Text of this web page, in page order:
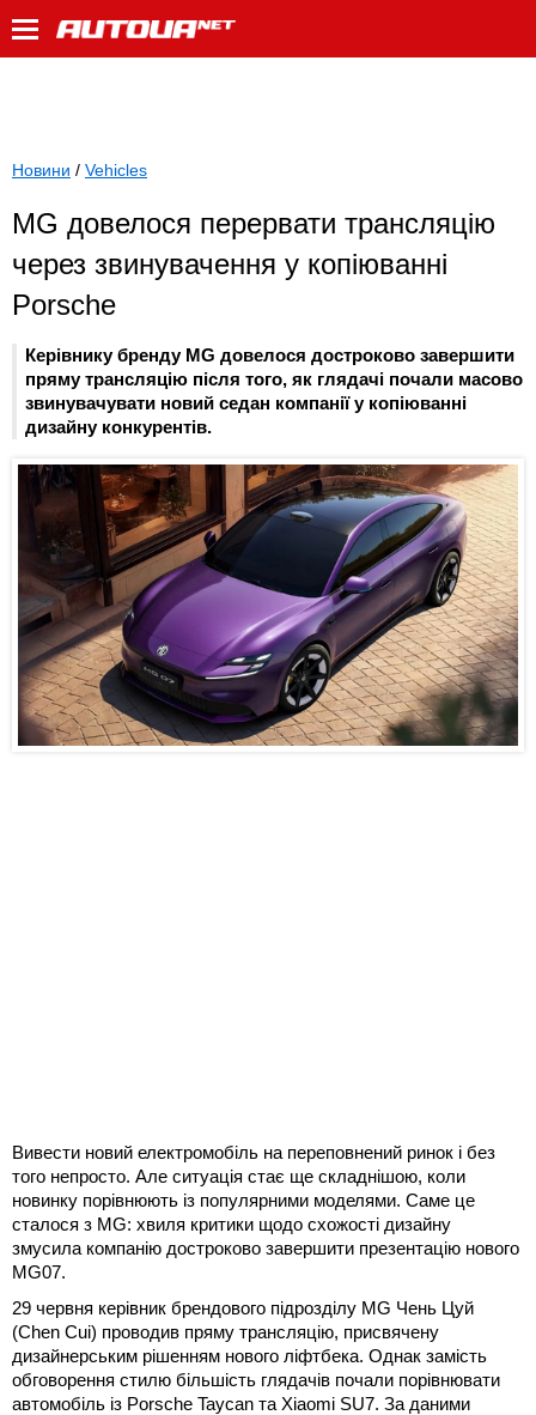
Новини / Vehicles
MG довелося перервати трансляцію
через звинувачення у копіюванні
Porsche
Керівнику бренду MG довелося достроково завершити
пряму трансляцію після того, як глядачі почали масово
звинувачувати новий седан компанії у копіюванні
дизайну конкурентів.
Вивести новий електромобіль на переповнений ринок і без
того непросто. Але ситуація стає ще складнішою, коли
новинку порівнюють із популярними моделями. Саме це
сталося з MG: хвиля критики щодо схожості дизайну
змусила компанію достроково завершити презентацію нового
MG07.
29 червня керівник брендового підрозділу MG Чень Цуй
(Chen Cui) проводив пряму трансляцію, присвячену
дизайнерським рішенням нового ліфтбека. Однак замість
обговорення стилю більшість глядачів почали порівнювати
автомобіль із Porsche Taycan та Xiaomi SU7. За даними